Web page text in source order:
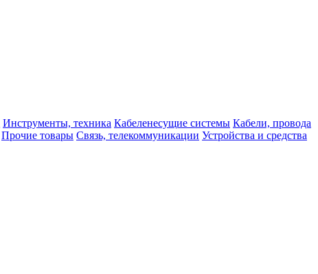
Инструменты, техника Кабеленесущие системы Кабели, провода
Прочие товары Связь, телекоммуникации Устройства и средства